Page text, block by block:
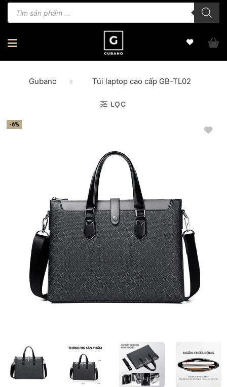
BỏTìm
Gubano » Túi laptop cao cấp GB-TL02
LỌC
-6%